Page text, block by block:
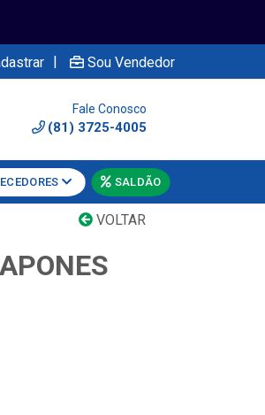
| Sou Vendedor
Fale Conosco
(81) 3725-4005
SALDÃO
VOLTAR